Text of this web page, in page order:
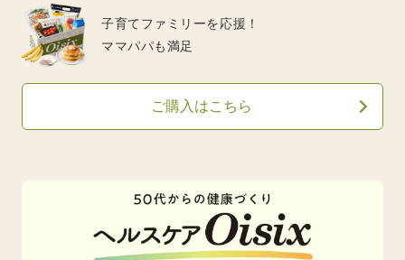
子育てファミリーを応援！
ママパパも満足
ご購入はこちら